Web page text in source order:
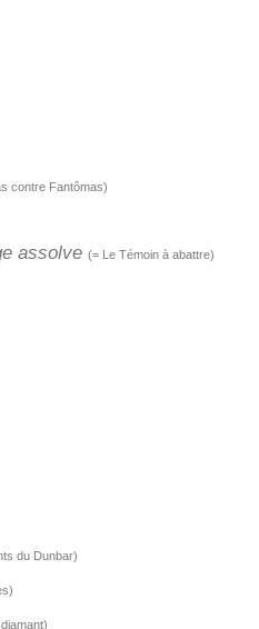
contre Fantômas)
assolve (= Le Témoin à abattre)
du Dunbar)